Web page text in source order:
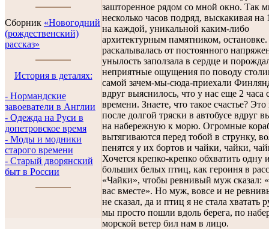
Сборник «Новогодний
(рождественский)
рассказ»
История в деталях:
- Нормандские
завоеватели в Англии
- Одежда на Руси в
допетровское время
- Моды и модники
старого времени
- Старый дворянский
быт в России
зашторенное рядом со мной окно. Так
несколько часов подряд, выскакивая на
на каждой, уникальной каким-либо
архитектурным памятником, остановке.
раскалывалась от постоянного
унылость заползала в сердце и
неприятные ощущения по поводу
самой зачем-мы-сюда-приехали
вдруг выяснилось, что у нас еще 2 часа
времени. Знаете, что такое счастье? Это
после долгой тряски в автобусе вдруг
на набережную к морю. Огромные
вытягиваются перед тобой в струнку,
пенятся у их бортов и чайки, чайки,
Хочется крепко-крепко обхватить одну
больших белых птиц, как героиня в
«Чайки», чтобы ревнивый муж сказал:
вас вместе». Но муж, вовсе и не
не сказал, да и птиц я не стала хватать
мы просто пошли вдоль берега, по
морской ветер бил нам в лицо.